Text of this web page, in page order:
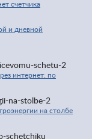
счетчика
и дневной
интернет: по
на столбе